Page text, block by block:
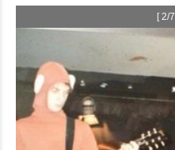
[ 2/